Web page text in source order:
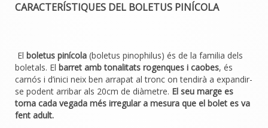
CARACTERÍSTIQUES DEL BOLETUS PINÍCOLA
El boletus pinícola (boletus pinophilus) és de la familia dels
boletals. El barret amb tonalitats rogenques i caobes, és
carnós i d’inici neix ben arrapat al tronc on tendirà a expandir-
se podent arribar als 20cm de diàmetre. El seu marge es
torna cada vegada més irregular a mesura que el bolet es va
fent adult.